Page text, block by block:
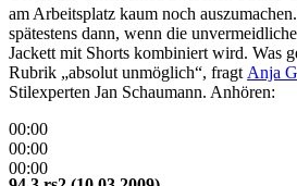
am Arbeitsplatz kaum noch
spätestens dann, wenn die
Jackett mit Shorts kombiniert wird. Was
Rubrik „absolut unmöglich“, fragt Anja
Stilexperten Jan Schaumann. Anhören:
00:00
00:00
00:00